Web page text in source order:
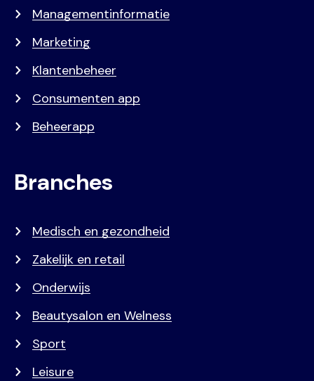
Managementinformatie
Marketing
Klantenbeheer
Consumenten app
Beheerapp
Branches
Medisch en gezondheid
Zakelijk en retail
Onderwijs
Beautysalon en Welness
Sport
Leisure